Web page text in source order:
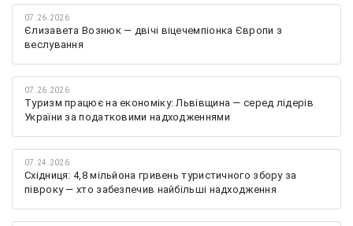
07.26.2026
Єлизавета Вознюк — двічі віцечемпіонка Європи з
веслування
07.26.2026
Туризм працює на економіку: Львівщина — серед лідерів
України за податковими надходженнями
07.24.2026
Східниця: 4,8 мільйона гривень туристичного збору за
півроку — хто забезпечив найбільші надходження